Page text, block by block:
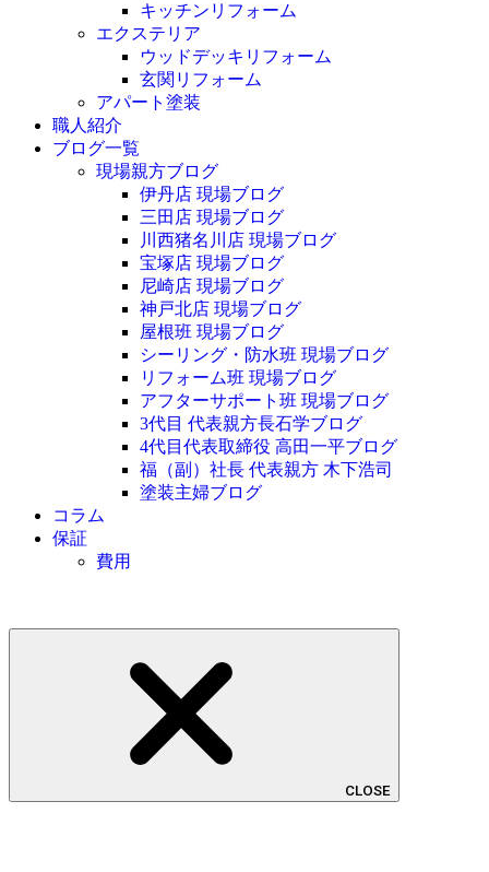
キッチンリフォーム
エクステリア
ウッドデッキリフォーム
玄関リフォーム
アパート塗装
職人紹介
ブログ一覧
現場親方ブログ
伊丹店 現場ブログ
三田店 現場ブログ
川西猪名川店 現場ブログ
宝塚店 現場ブログ
尼崎店 現場ブログ
神戸北店 現場ブログ
屋根班 現場ブログ
シーリング・防水班 現場ブログ
リフォーム班 現場ブログ
アフターサポート班 現場ブログ
3代目 代表親方長石学ブログ
4代目代表取締役 高田一平ブログ
福（副）社長 代表親方 木下浩司
塗装主婦ブログ
コラム
保証
費用
CLOSE